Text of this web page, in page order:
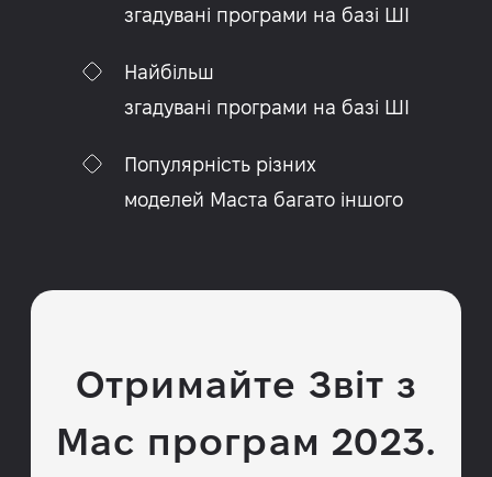
згадувані програми на базі ШІ
Найбільш
згадувані програми на базі ШІ
Популярність різних
моделей Macта багато іншого
Отримайте Звіт з
Mac програм 2023.